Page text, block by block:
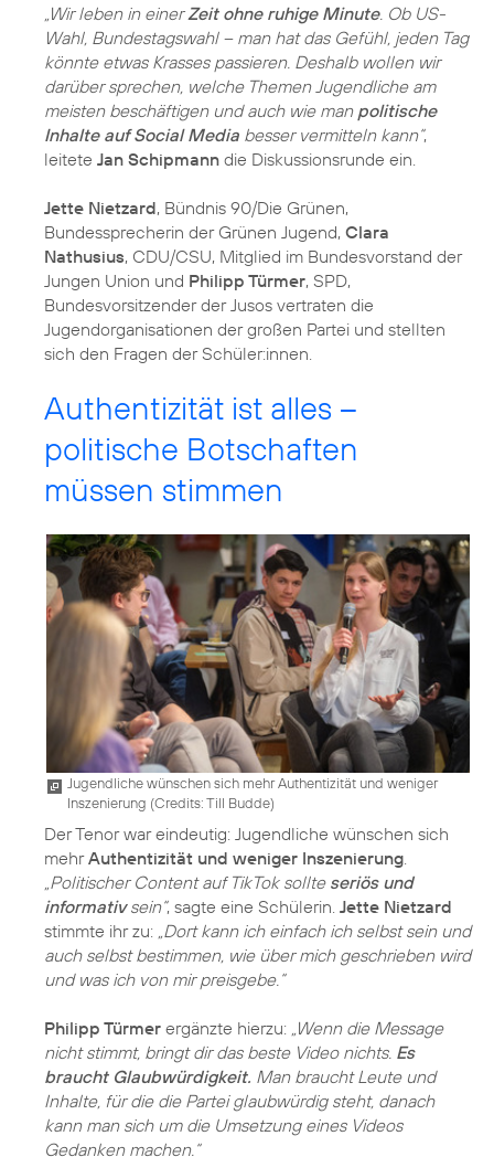
„Wir leben in einerZeit ohne ruhige Minute. Ob US-
Wahl, Bundestagswahl – man hat das Gefühl, jeden Tag
könnte etwas Krasses passieren. Deshalb wollen wir
darüber sprechen, welche Themen Jugendliche am
meisten beschäftigen und auch wie man politische
Inhalte auf Social Media besser vermitteln kann“,
leitete Jan Schipmann die Diskussionsrunde ein.
Jette Nietzard, Bündnis 90/Die Grünen,
Bundessprecherin der Grünen Jugend, Clara
Nathusius, CDU/CSU, Mitglied im Bundesvorstand der
Jungen Union und Philipp Türmer, SPD,
Bundesvorsitzender der Jusos vertraten die
Jugendorganisationen der großen Partei und stellten
sich den Fragen der Schüler:innen.
Authentizität ist alles –
politische Botschaften
müssen stimmen
Jugendliche wünschen sich mehr Authentizität und weniger
Inszenierung (Credits: Till Budde)
Der Tenor war eindeutig: Jugendliche wünschen sich
mehrAuthentizität und weniger Inszenierung.
„Politischer Content auf TikTok sollte seriös und
informativsein“, sagte eine Schülerin. Jette Nietzard
stimmte ihr zu: „Dort kann ich einfach ich selbst sein und
auch selbst bestimmen, wie über mich geschrieben wird
und was ich von mir preisgebe.“
Philipp Türmer ergänzte hierzu: „Wenn die Message
nicht stimmt, bringt dir das beste Video nichts. Es
braucht Glaubwürdigkeit. Man braucht Leute und
Inhalte, für die die Partei glaubwürdig steht, danach
kann man sich um die Umsetzung eines Videos
Gedanken machen.“